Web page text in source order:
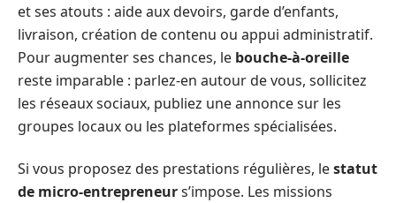
et ses atouts : aide aux devoirs, garde d’enfants,
livraison, création de contenu ou appui administratif.
Pour augmenter ses chances, le bouche-à-oreille
reste imparable : parlez-en autour de vous, sollicitez
les réseaux sociaux, publiez une annonce sur les
groupes locaux ou les plateformes spécialisées.
Si vous proposez des prestations régulières, lestatut
de micro-entrepreneurs’impose. Les missions